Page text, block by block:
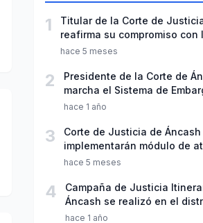
1
Titular de la Corte de
reafirma su compromiso con
integridad
hace 5 meses
2
Presidente de la Corte de
marcha el Sistema de
Bancario
hace 1 año
3
Corte de Justicia de
implementarán módulo de
en penal de Huaraz
hace 5 meses
4
Campaña de Justicia
Áncash se realizó en el
hace 1 año